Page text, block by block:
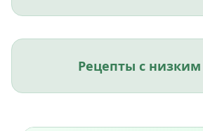
Рецепты с